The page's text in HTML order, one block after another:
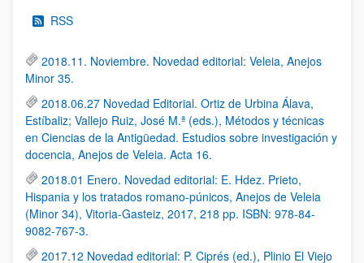
RSS
2018.11. Noviembre. Novedad editorial: Veleia, Anejos
Minor 35.
2018.06.27 Novedad Editorial. Ortiz de Urbina Álava,
Estíbaliz; Vallejo Ruiz, José M.ª (eds.), Métodos y técnicas
en Ciencias de la Antigüedad. Estudios sobre investigación y
docencia, Anejos de Veleia. Acta 16.
2018.01 Enero. Novedad editorial: E. Hdez. Prieto,
Hispania y los tratados romano-púnicos, Anejos de Veleia
(Minor 34), Vitoria-Gasteiz, 2017, 218 pp. ISBN: 978-84-
9082-767-3.
2017.12 Novedad editorial: P. Ciprés (ed.), Plinio El Viejo